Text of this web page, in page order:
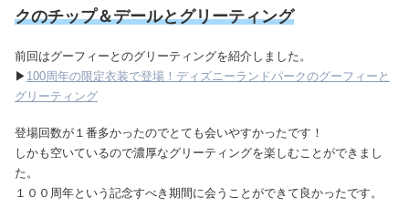
クのチップ＆デールとグリーティング
前回はグーフィーとのグリーティングを紹介しました。
▶ 100周年の限定衣装で登場！ディズニーランドパークのグーフィーと
グリーティング
登場回数が１番多かったのでとても会いやすかったです！
しかも空いているので濃厚なグリーティングを楽しむことができまし
た。
１００周年という記念すべき期間に会うことができて良かったです。